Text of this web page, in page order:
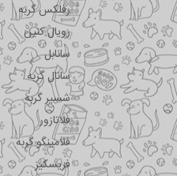
رفلکس گربه
رویال کنین
سانابل
سانال گربه
شسیر گربه
فلاتازور
فلامینگو گربه
فریسکیز